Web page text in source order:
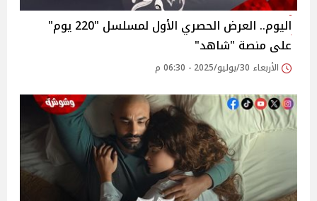
اليوم.. العرض الحصري الأول لمسلسل "220 يوم"
على منصة "شاهد‎"
الأربعاء 30/يوليو/2025 - 06:30 م